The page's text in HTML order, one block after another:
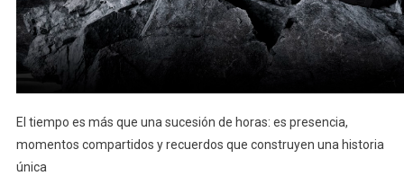
El tiempo es más que una sucesión de horas: es presencia,
momentos compartidos y recuerdos que construyen una historia
única